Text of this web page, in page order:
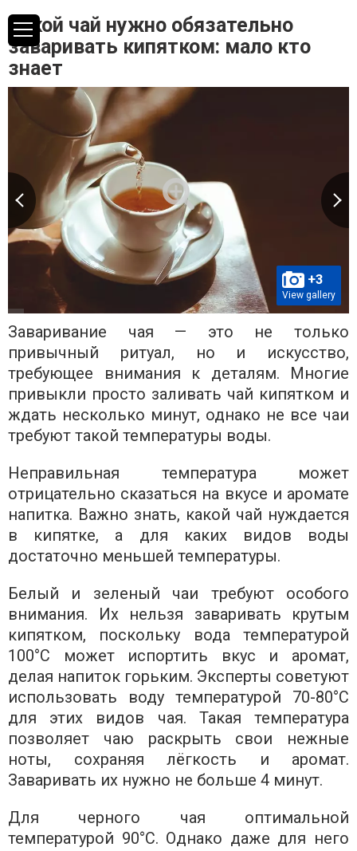
Какой чай нужно обязательно
заваривать кипятком: мало кто
знает
+3
View gallery
Заваривание чая — это не только
привычный ритуал, но и искусство,
требующее внимания к деталям. Многие
привыкли просто заливать чай кипятком и
ждать несколько минут, однако не все чаи
требуют такой температуры воды.
Неправильная температура может
отрицательно сказаться на вкусе и аромате
напитка. Важно знать, какой чай нуждается
в кипятке, а для каких видов воды
достаточно меньшей температуры.
Белый и зеленый чаи требуют особого
внимания. Их нельзя заваривать крутым
кипятком, поскольку вода температурой
100°C может испортить вкус и аромат,
делая напиток горьким. Эксперты советуют
использовать воду температурой 70-80°C
для этих видов чая. Такая температура
позволяет чаю раскрыть свои нежные
ноты, сохраняя лёгкость и аромат.
Заваривать их нужно не больше 4 минут.
Для черного чая оптимальной
температурой 90°C. Однако даже для него